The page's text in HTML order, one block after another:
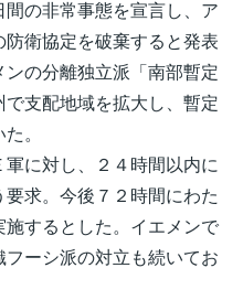
の非常事態を宣言し、ア
衛協定を破棄すると発表
の分離独立派「南部暫定
支配地域を拡大し、暫定
。
に対し、２４時間以内に
求。今後７２時間にわた
施するとした。イエメンで
ーシ派の対立も続いてお